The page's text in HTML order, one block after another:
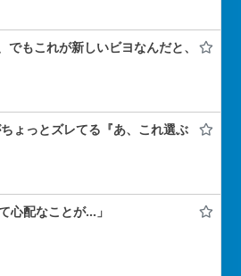
もこれが新しいビヨなんだと、
ょっとズレてる『あ、これ選ぶ
心配なことが…」